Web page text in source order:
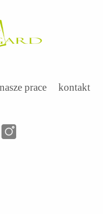
nasze prace kontakt